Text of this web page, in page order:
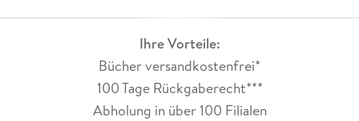
Ihre Vorteile:
Bücher versandkostenfrei*
100 Tage Rückgaberecht***
Abholung in über 100 Filialen